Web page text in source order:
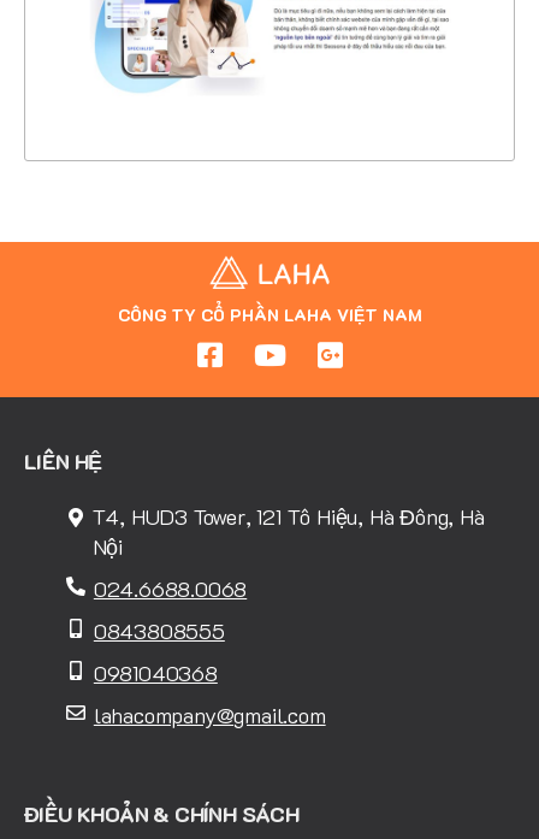
CHI TIẾT
CÔNG TY CỔ PHẦN LAHA VIỆT NAM
LIÊN HỆ
T4, HUD3 Tower, 121 Tô Hiệu, Hà Đông, Hà
Nội
024.6688.0068
0843808555
0981040368
lahacompany@gmail.com
ĐIỀU KHOẢN & CHÍNH SÁCH